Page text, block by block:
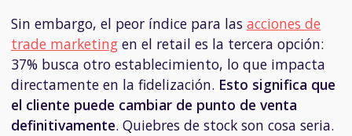
Sin embargo, el peor índice para las acciones de
trade marketing en el retail es la tercera opción:
37% busca otro establecimiento, lo que impacta
directamente en la fidelización. Esto significa que
el cliente puede cambiar de punto de venta
definitivamente. Quiebres de stock son cosa seria.